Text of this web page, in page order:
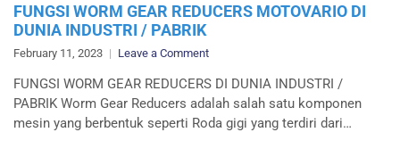
FUNGSI WORM GEAR REDUCERS MOTOVARIO DI
DUNIA INDUSTRI / PABRIK
February 11, 2023 Leave a Commenton
WORM
GEAR
REDUCERS
FUNGSI WORM GEAR REDUCERS DI DUNIA INDUSTRI /
PABRIK Worm Gear Reducers adalah salah satu komponen
mesin yang berbentuk seperti Roda gigi yang terdiri dari…